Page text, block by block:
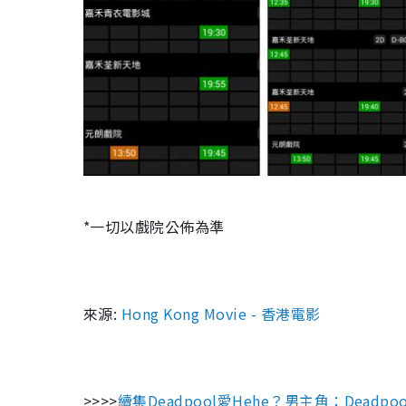
*一切以戲院公佈為準
來源: Hong Kong Movie - 香港電影
>>>>續集Deadpool愛Hehe？男主角：